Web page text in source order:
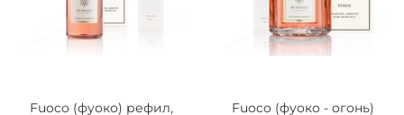
Fuoco (фуоко) рефил,
Fuoco (фуоко - огонь)